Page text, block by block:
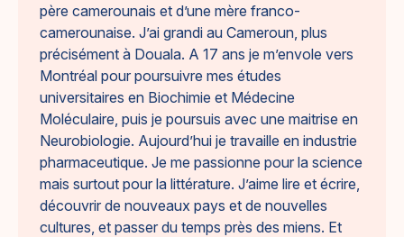
père camerounais et d’une mère franco-
camerounaise. J’ai grandi au Cameroun, plus
précisément à Douala. A 17 ans je m’envole vers
Montréal pour poursuivre mes études
universitaires en Biochimie et Médecine
Moléculaire, puis je poursuis avec une maitrise en
Neurobiologie. Aujourd’hui je travaille en industrie
pharmaceutique. Je me passionne pour la science
mais surtout pour la littérature. J’aime lire et écrire,
découvrir de nouveaux pays et de nouvelles
cultures, et passer du temps près des miens. Et